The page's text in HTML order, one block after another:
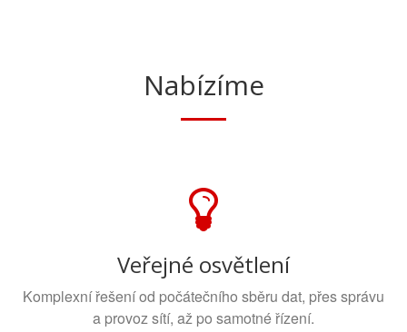
Nabízíme
Veřejné osvětlení
Komplexní řešení od počátečního sběru dat, přes správu
a provoz sítí, až po samotné řízení.